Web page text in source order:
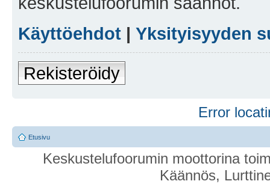
Käyttöehdot | Yksityisyyden
Rekisteröidy
Error
Etusivu
Keskustelufoorumin moottorina
Käännös,